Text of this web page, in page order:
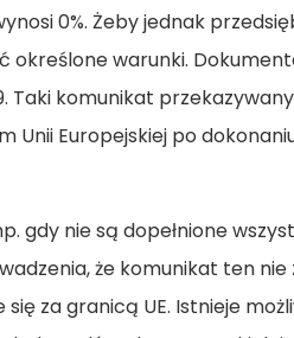
0%. Żeby jednak
określone warunki.
Taki komunikat
Europejskiej po
gdy nie są dopełnione
że komunikat ten nie
za granicą UE. Istnieje